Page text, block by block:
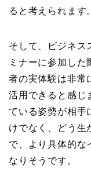
ると考えられます。
そして、ビジネス
ミナーに参加し
者の実体験は非常
活用できると感じ
ている姿勢が相手
けでなく、どう生
で、より具体的な
なりそうです。